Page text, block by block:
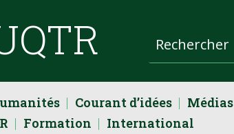
Courant d’idées Médias
Formation International